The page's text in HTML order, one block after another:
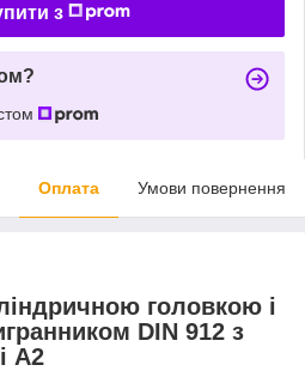
з
Оплата Умови повернення
головкою і
DIN 912 з
А2